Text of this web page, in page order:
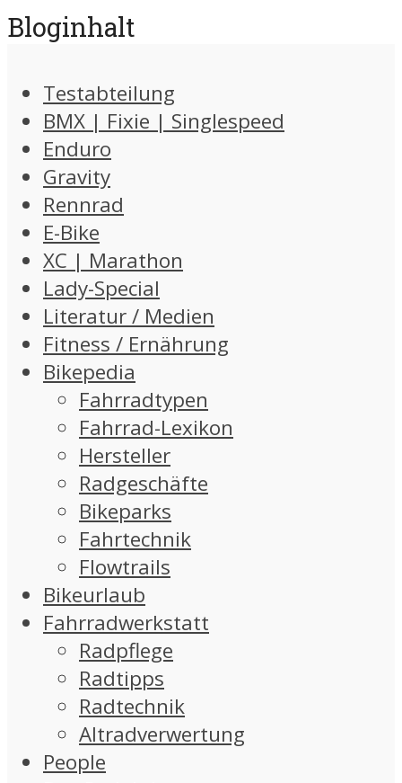
Bloginhalt
Testabteilung
BMX | Fixie | Singlespeed
Enduro
Gravity
Rennrad
E-Bike
XC | Marathon
Lady-Special
Literatur / Medien
Fitness / Ernährung
Bikepedia
Fahrradtypen
Fahrrad-Lexikon
Hersteller
Radgeschäfte
Bikeparks
Fahrtechnik
Flowtrails
Bikeurlaub
Fahrradwerkstatt
Radpflege
Radtipps
Radtechnik
Altradverwertung
People